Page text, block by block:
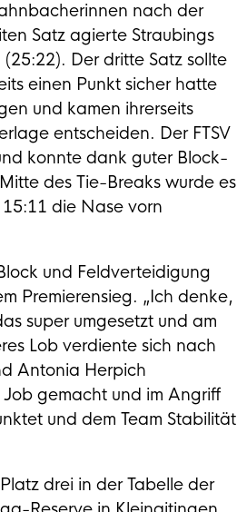
nach der
Satz agierte Straubings
Der dritte Satz sollte
einen Punkt sicher hatte
und kamen ihrerseits
entscheiden. Der FTSV
konnte dank guter Block-
des Tie-Breaks wurde es
die Nase vorn
und Feldverteidigung
Premierensieg. „Ich denke,
super umgesetzt und am
Lob verdiente sich nach
Antonia Herpich
gemacht und im Angriff
und dem Team Stabilität
drei in der Tabelle der